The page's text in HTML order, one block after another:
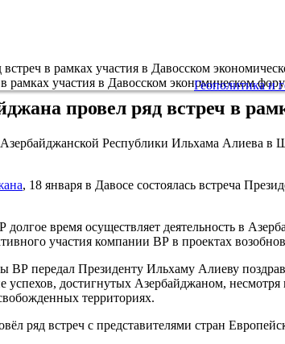
в рамках участия в Давосском
Геополитика и
провел ряд встреч в
Азербайджанской Республики Ильхама Алиева
, 18 января в Давосе состоялась встреча
время осуществляет деятельность в
участия компании ВР в проектах
ВР передал Президенту Ильхаму Алиеву
успехов, достигнутых Азербайджаном,
территориях.
ряд встреч с представителями стран